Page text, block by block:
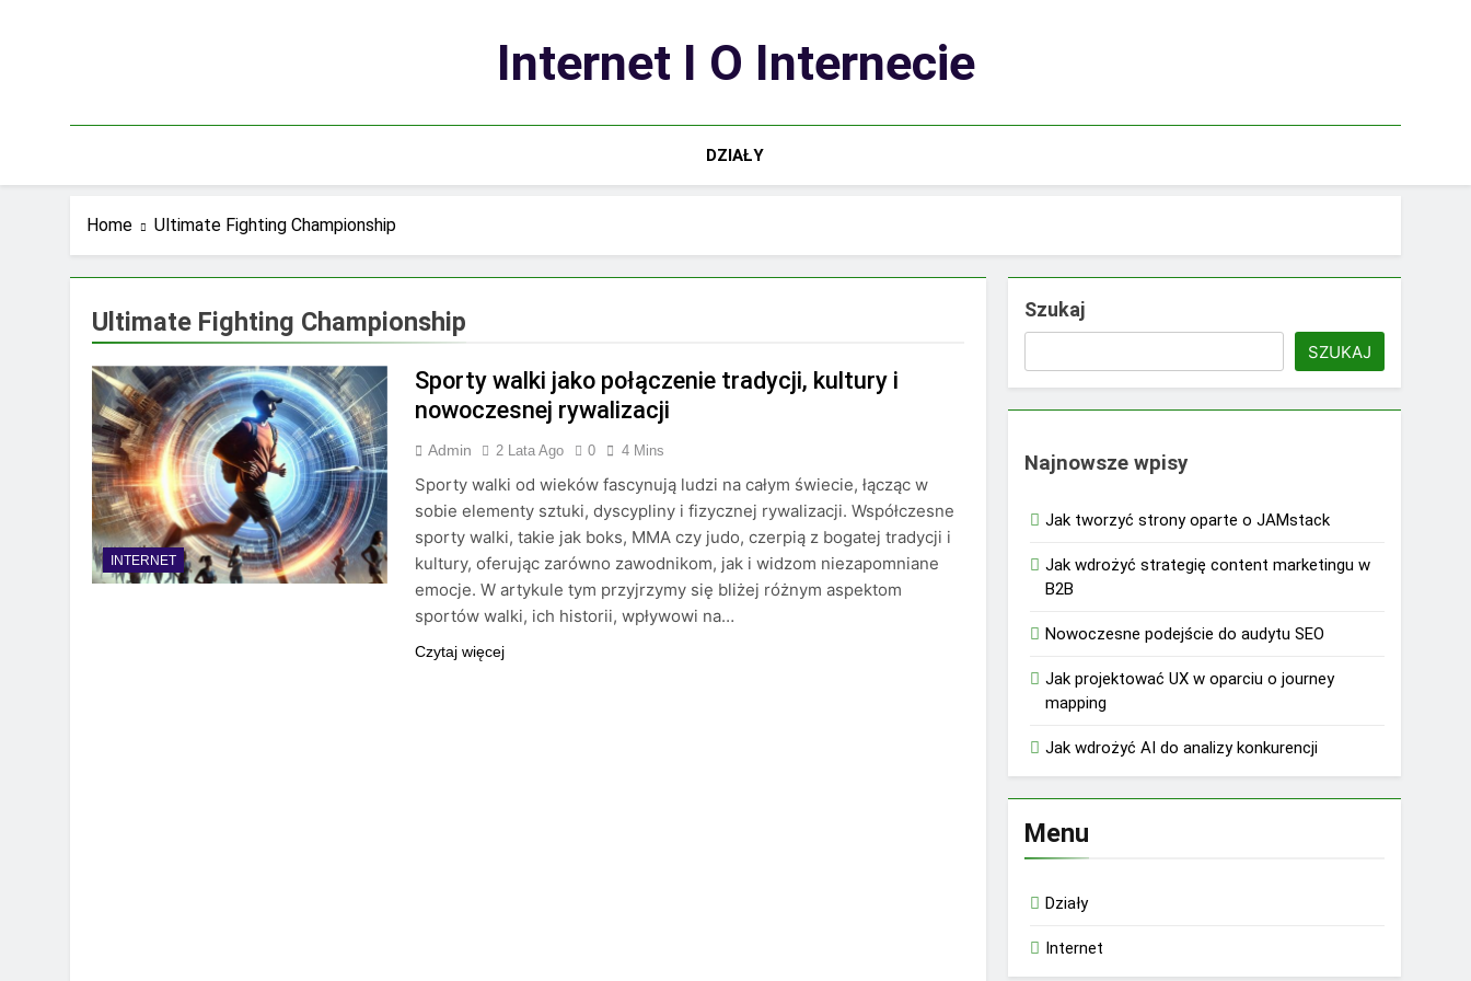
Internet I O Internecie
DZIAŁY
Home Ultimate Fighting Championship
Ultimate Fighting Championship
INTERNET
Sporty walki jako połączenie tradycji, kultury i
nowoczesnej rywalizacji
Admin 2 Lata Ago 0 4 Mins
Sporty walki od wieków fascynują ludzi na całym świecie, łącząc w
sobie elementy sztuki, dyscypliny i fizycznej rywalizacji. Współczesne
sporty walki, takie jak boks, MMA czy judo, czerpią z bogatej tradycji i
kultury, oferując zarówno zawodnikom, jak i widzom niezapomniane
emocje. W artykule tym przyjrzymy się bliżej różnym aspektom
sportów walki, ich historii, wpływowi na…
Czytaj więcej
Szukaj
SZUKAJ
Najnowsze wpisy
Jak tworzyć strony oparte o JAMstack
Jak wdrożyć strategię content marketingu w
B2B
Nowoczesne podejście do audytu SEO
Jak projektować UX w oparciu o journey
mapping
Jak wdrożyć AI do analizy konkurencji
Menu
Działy
Internet